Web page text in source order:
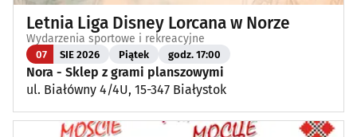
Letnia Liga Disney Lorcana w Norze
Wydarzenia sportowe i rekreacyjne
07 SIE 2026 Piątek godz. 17:00
Nora - Sklep z grami planszowymi
ul. Białówny 4/4U, 15-347 Białystok